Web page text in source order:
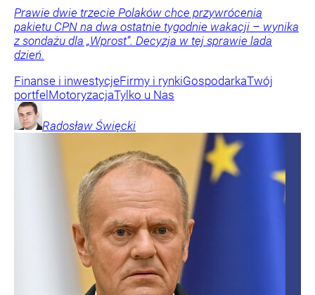
Prawie dwie trzecie Polaków chce przywrócenia
pakietu CPN na dwa ostatnie tygodnie wakacji – wynika
z sondażu dla „Wprost”. Decyzja w tej sprawie lada
dzień.
Finanse i inwestycjeFirmy i rynkiGospodarkaTwój
portfel MotoryzacjaTylko u Nas
Radosław Święcki